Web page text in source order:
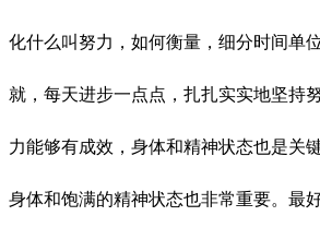
化什么叫努力，如何衡量，细分时间单
就，每天进步一点点，扎扎实实地坚持
力能够有成效，身体和精神状态也是关
身体和饱满的精神状态也非常重要。最